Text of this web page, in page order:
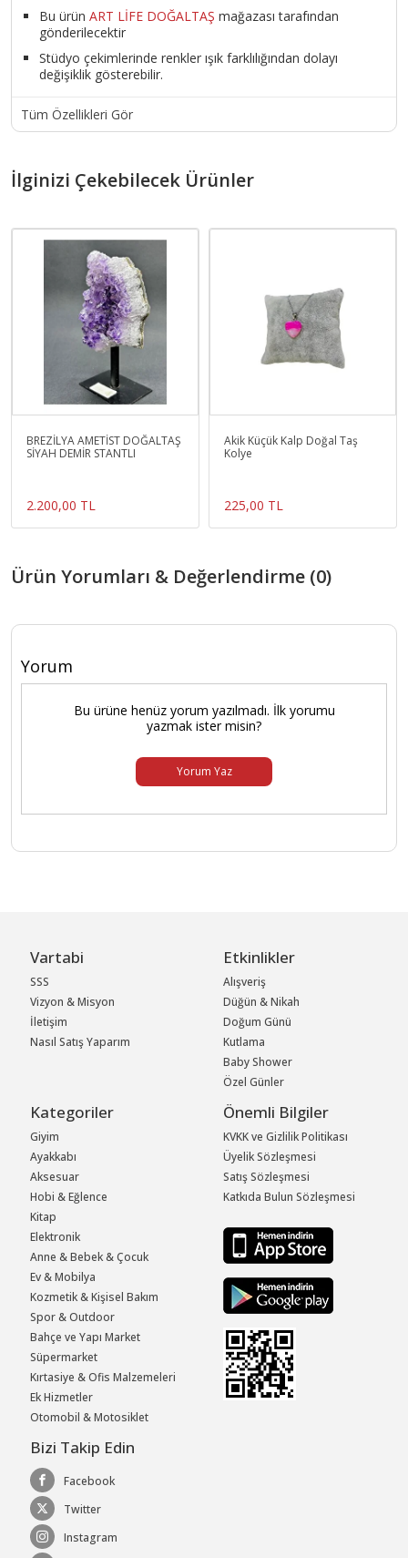
Bu ürün ART LİFE DOĞALTAŞ mağazası tarafından
gönderilecektir
Stüdyo çekimlerinde renkler ışık farklılığından dolayı
değişiklik gösterebilir.
Tüm Özellikleri Gör
İlginizi Çekebilecek Ürünler
BREZİLYA AMETİST DOĞALTAŞ
SİYAH DEMİR STANTLI
2.200,00 TL
Akik Küçük Kalp Doğal Taş
Kolye
225,00 TL
Ürün Yorumları & Değerlendirme (0)
Yorum
Bu ürüne henüz yorum yazılmadı. İlk yorumu
yazmak ister misin?
Yorum Yaz
Vartabi
SSS
Vizyon & Misyon
İletişim
Nasıl Satış Yaparım
Etkinlikler
Alışveriş
Düğün & Nikah
Doğum Günü
Kutlama
Baby Shower
Özel Günler
Kategoriler
Giyim
Ayakkabı
Aksesuar
Hobi & Eğlence
Kitap
Elektronik
Anne & Bebek & Çocuk
Ev & Mobilya
Kozmetik & Kişisel Bakım
Spor & Outdoor
Bahçe ve Yapı Market
Süpermarket
Kırtasiye & Ofis Malzemeleri
Ek Hizmetler
Otomobil & Motosiklet
Önemli Bilgiler
KVKK ve Gizlilik Politikası
Üyelik Sözleşmesi
Satış Sözleşmesi
Katkıda Bulun Sözleşmesi
Bizi Takip Edin
Facebook
Twitter
Instagram